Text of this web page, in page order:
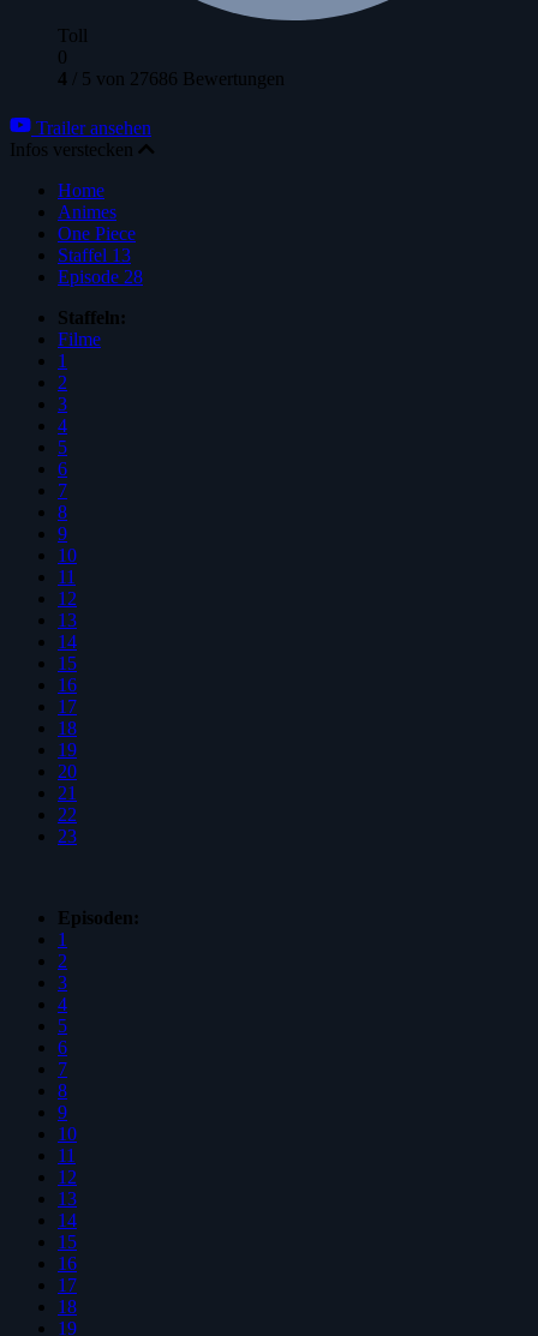
Toll
0
4 / 5 von 27686 Bewertungen
Trailer ansehen
Infos verstecken
Home
Animes
One Piece
Staffel 13
Episode 28
Staffeln:
Filme
1
2
3
4
5
6
7
8
9
10
11
12
13
14
15
16
17
18
19
20
21
22
23
Episoden:
1
2
3
4
5
6
7
8
9
10
11
12
13
14
15
16
17
18
19